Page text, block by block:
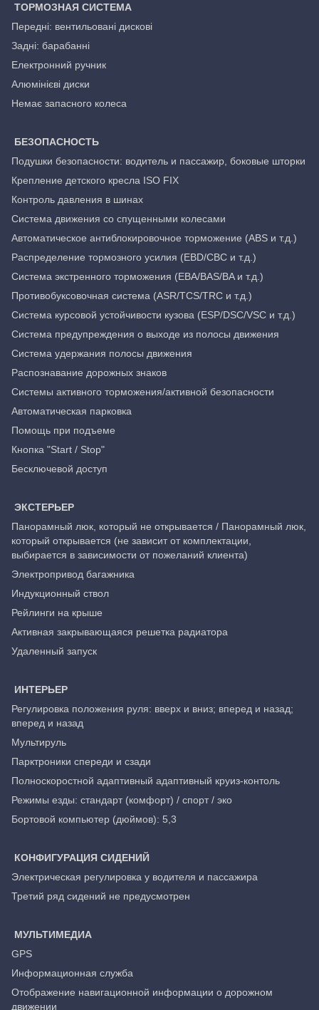
ТОРМОЗНАЯ СИСТЕМА
Передні: вентильовані дискові
Задні: барабанні
Електронний ручник
Алюмінієві диски
Немає запасного колеса
БЕЗОПАСНОСТЬ
Подушки безопасности: водитель и пассажир, боковые шторки
Крепление детского кресла ISO FIX
Контроль давления в шинах
Система движения со спущенными колесами
Автоматическое антиблокировочное торможение (ABS и т.д.)
Распределение тормозного усилия (EBD/CBC и т.д.)
Система экстренного торможения (EBA/BAS/BA и т.д.)
Противобуксовочная система (ASR/TCS/TRC и т.д.)
Система курсовой устойчивости кузова (ESP/DSC/VSC и т.д.)
Система предупреждения о выходе из полосы движения
Система удержания полосы движения
Распознавание дорожных знаков
Системы активного торможения/активной безопасности
Автоматическая парковка
Помощь при подъеме
Кнопка "Start / Stop"
Бесключевой доступ
ЭКСТЕРЬЕР
Панорамный люк, который не открывается / Панорамный люк,
который открывается (не зависит от комплектации,
выбирается в зависимости от пожеланий клиента)
Электропривод багажника
Индукционный ствол
Рейлинги на крыше
Активная закрывающаяся решетка радиатора
Удаленный запуск
ИНТЕРЬЕР
Регулировка положения руля: вверх и вниз; вперед и назад;
вперед и назад
Мультируль
Парктроники спереди и сзади
Полноскоростной адаптивный адаптивный круиз-контоль
Режимы езды: стандарт (комфорт) / спорт / эко
Бортовой компьютер (дюймов): 5,3
КОНФИГУРАЦИЯ СИДЕНИЙ
Электрическая регулировка у водителя и пассажира
Третий ряд сидений не предусмотрен
МУЛЬТИМЕДИА
GPS
Информационная служба
Отображение навигационной информации о дорожном
движении